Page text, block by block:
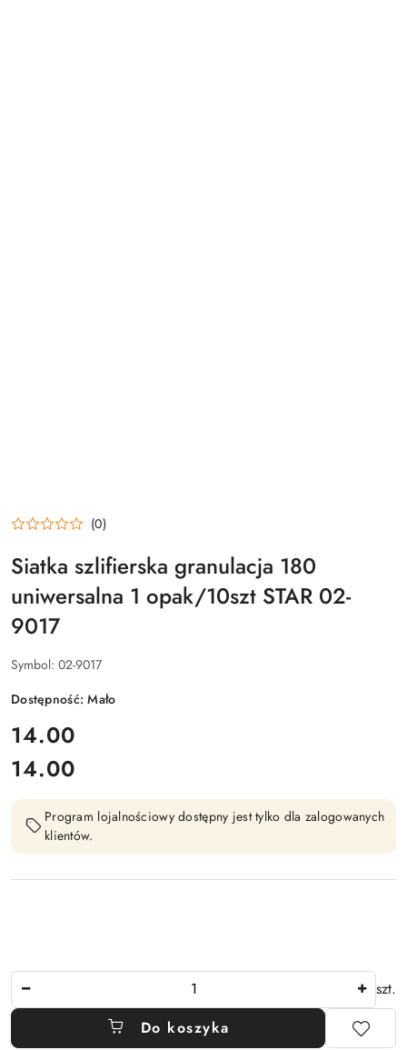
(0)
Siatka szlifierska granulacja 180
uniwersalna 1 opak/10szt STAR 02-
9017
Symbol: 02-9017
Dostępność:Mało
cena:
14.00
Cena:
14.00
Program lojalnościowy dostępny jest tylko dla zalogowanych
klientów.
szt.
Do koszyka